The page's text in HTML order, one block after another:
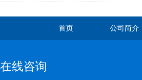
首页 公司简介
在线咨询